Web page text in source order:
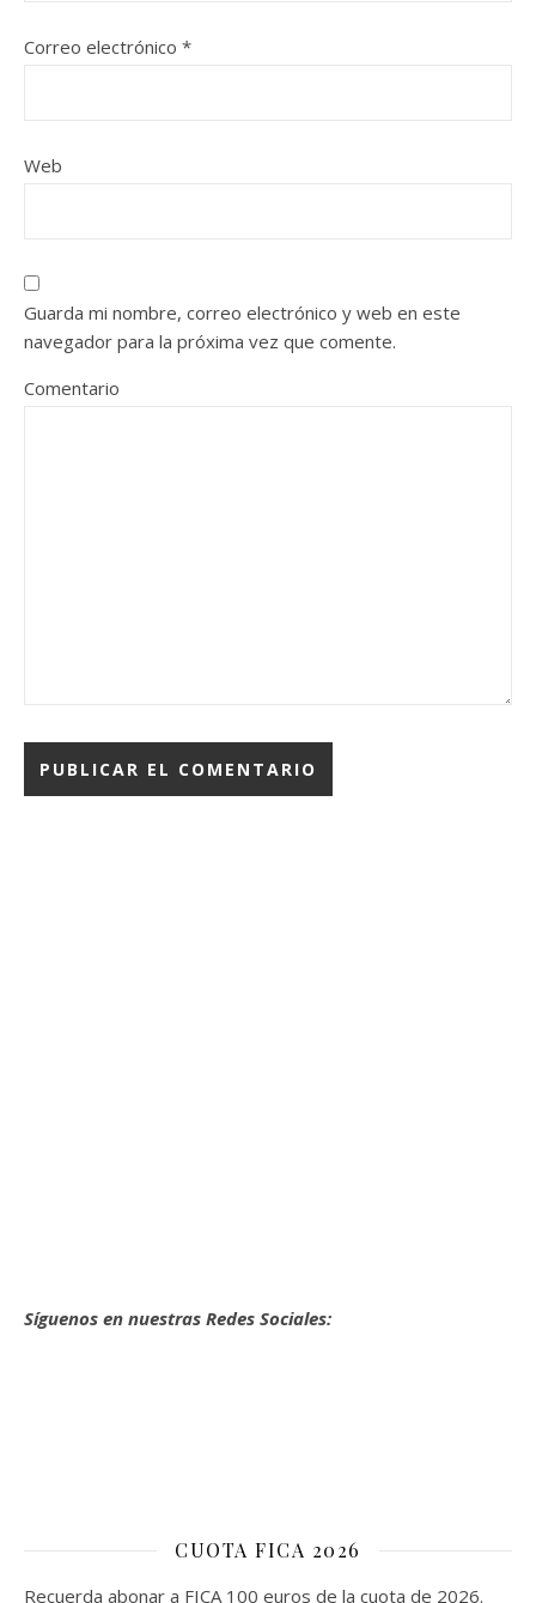
Correo electrónico *
Web
Guarda mi nombre, correo electrónico y web en este
navegador para la próxima vez que comente.
Comentario
Síguenos en nuestras Redes Sociales:
CUOTA FICA 2026
Recuerda abonar a FICA 100 euros de la cuota de 2026.